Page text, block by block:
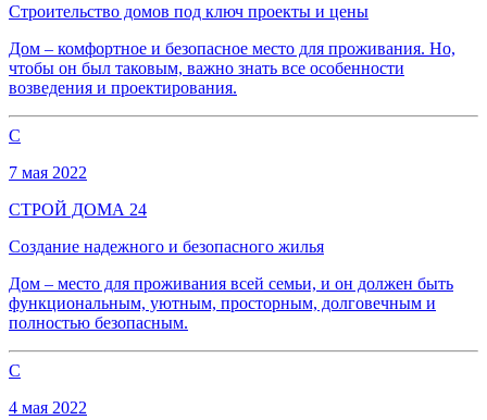
Строительство домов под ключ проекты и цены
Дом – комфортное и безопасное место для проживания. Но,
чтобы он был таковым, важно знать все особенности
возведения и проектирования.
С
7 мая 2022
СТРОЙ ДОМА 24
Создание надежного и безопасного жилья
Дом – место для проживания всей семьи, и он должен быть
функциональным, уютным, просторным, долговечным и
полностью безопасным.
С
4 мая 2022